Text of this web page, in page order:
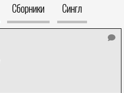
Сборники Сингл